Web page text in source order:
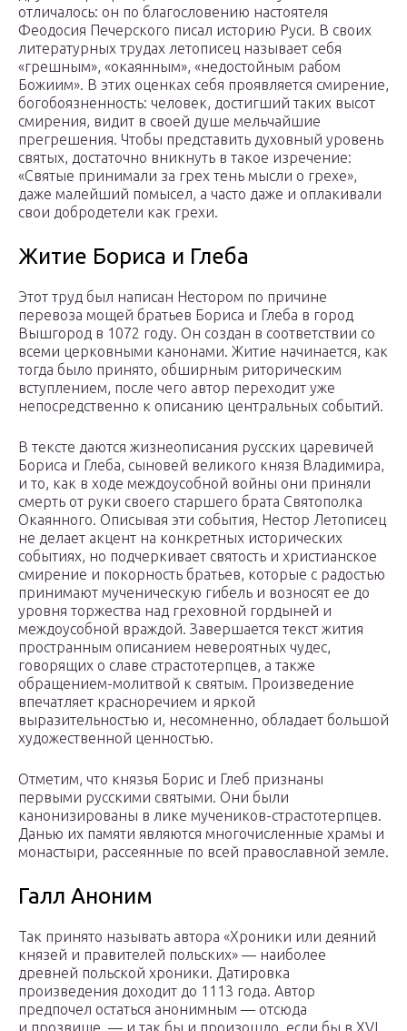
отличалось: он по благословению настоятеля
Феодосия Печерского писал историю Руси. В своих
литературных трудах летописец называет себя
«грешным», «окаянным», «недостойным рабом
Божиим». В этих оценках себя проявляется смирение,
богобоязненность: человек, достигший таких высот
смирения, видит в своей душе мельчайшие
прегрешения. Чтобы представить духовный уровень
святых, достаточно вникнуть в такое изречение:
«Святые принимали за грех тень мысли о грехе»,
даже малейший помысел, а часто даже и оплакивали
свои добродетели как грехи.
Житие Бориса и Глеба
Этот труд был написан Нестором по причине
перевоза мощей братьев Бориса и Глеба в город
Вышгород в 1072 году. Он создан в соответствии со
всеми церковными канонами. Житие начинается, как
тогда было принято, обширным риторическим
вступлением, после чего автор переходит уже
непосредственно к описанию центральных событий.
В тексте даются жизнеописания русских царевичей
Бориса и Глеба, сыновей великого князя Владимира,
и то, как в ходе междоусобной войны они приняли
смерть от руки своего старшего брата Святополка
Окаянного. Описывая эти события, Нестор Летописец
не делает акцент на конкретных исторических
событиях, но подчеркивает святость и христианское
смирение и покорность братьев, которые с радостью
принимают мученическую гибель и возносят ее до
уровня торжества над греховной гордыней и
междоусобной враждой. Завершается текст жития
пространным описанием невероятных чудес,
говорящих о славе страстотерпцев, а также
обращением-молитвой к святым. Произведение
впечатляет красноречием и яркой
выразительностью и, несомненно, обладает большой
художественной ценностью.
Отметим, что князья Борис и Глеб признаны
первыми русскими святыми. Они были
канонизированы в лике мучеников-страстотерпцев.
Данью их памяти являются многочисленные храмы и
монастыри, рассеянные по всей православной земле.
Галл Аноним
Так принято называть автора «Хроники или деяний
князей и правителей польских» — наиболее
древней польской хроники. Датировка
произведения доходит до 1113 года. Автор
предпочел остаться анонимным — отсюда
и прозвище, — и так бы и произошло, если бы в XVI